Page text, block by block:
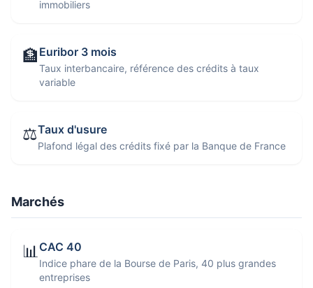
immobiliers
🏦 Euribor 3 mois
Taux interbancaire, référence des crédits à taux
variable
⚖️Taux d'usure
Plafond légal des crédits fixé par la Banque de France
Marchés
📊CAC 40
Indice phare de la Bourse de Paris, 40 plus grandes
entreprises